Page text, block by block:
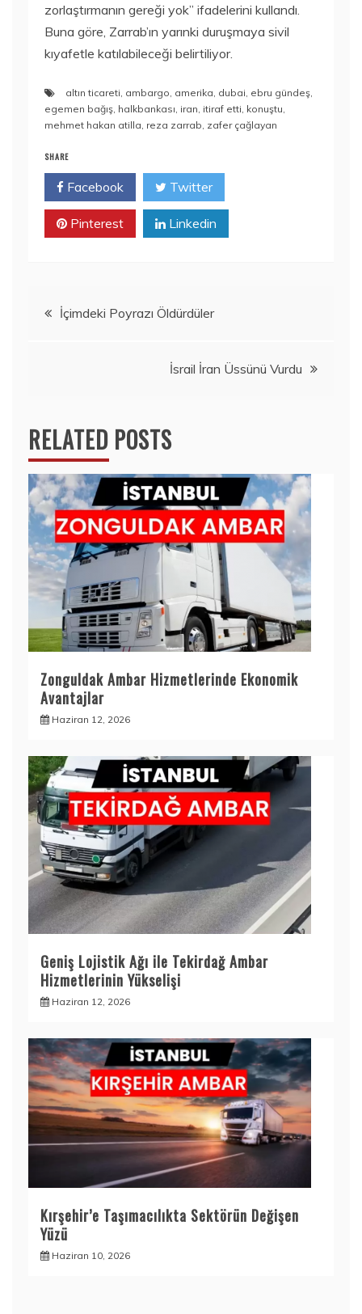
zorlaştırmanın gereği yok” ifadelerini kullandı.
Buna göre, Zarrab’ın yarınki duruşmaya sivil
kıyafetle katılabileceği belirtiliyor.
altın ticareti, ambargo, amerika, dubai, ebru gündeş,
egemen bağış, halkbankası, iran, itiraf etti, konuştu,
mehmet hakan atilla, reza zarrab, zafer çağlayan
SHARE
Facebook Twitter
Pinterest Linkedin
Yazıİçimdeki Poyrazı Öldürdüler
İsrail İran Üssünü Vurdu
RELATED POSTS
Zonguldak Ambar Hizmetlerinde Ekonomik
Avantajlar
Haziran 12, 2026
Geniş Lojistik Ağı ile Tekirdağ Ambar
Hizmetlerinin Yükselişi
Haziran 12, 2026
Kırşehir’e Taşımacılıkta Sektörün Değişen
Yüzü
Haziran 10, 2026